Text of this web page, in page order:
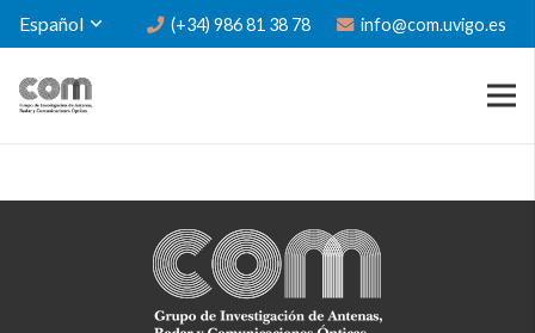
Español (+34) 986 81 38 78 info@com.uvigo.es